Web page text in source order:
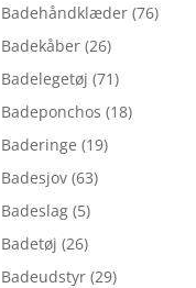
Badehåndklæder (76)
Badekåber (26)
Badelegetøj (71)
Badeponchos (18)
Baderinge (19)
Badesjov (63)
Badeslag (5)
Badetøj (26)
Badeudstyr (29)